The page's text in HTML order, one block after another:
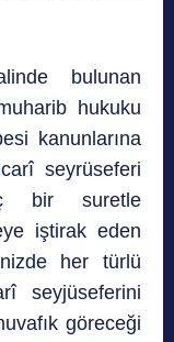
bulunan
hukuku
kanunlarına
seyrüseferi
bir suretle
iştirak eden
her türlü
seyjüseferini
göreceği